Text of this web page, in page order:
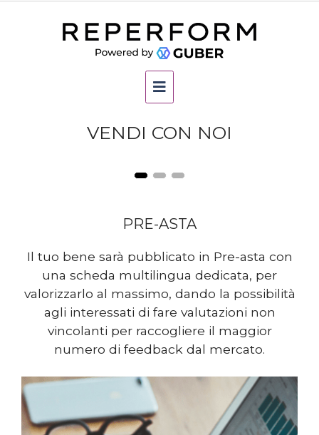
VENDI CON NOI
PRE-ASTA
Il tuo bene sarà pubblicato in Pre-asta con
una scheda multilingua dedicata, per
valorizzarlo al massimo, dando la possibilità
agli interessati di fare valutazioni non
vincolanti per raccogliere il maggior
numero di feedback dal mercato.